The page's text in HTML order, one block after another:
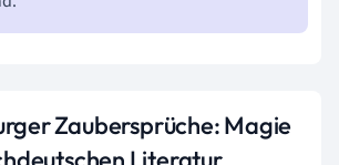
Zaubersprüche: Magie